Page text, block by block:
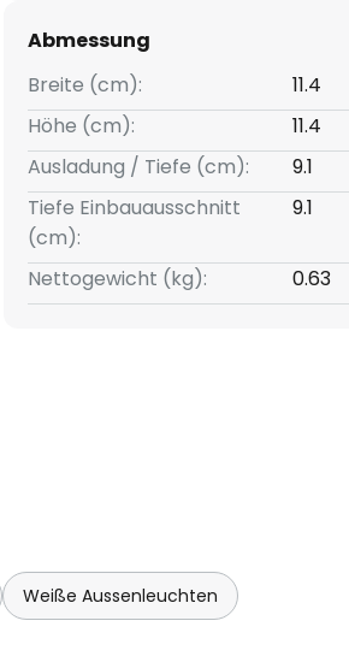
Abmessung
Breite (cm):
11.4
Höhe (cm):
11.4
Ausladung / Tiefe (cm):
9.1
Tiefe Einbauausschnitt
(cm):
9.1
Nettogewicht (kg): 0.63
Weiße Aussenleuchten